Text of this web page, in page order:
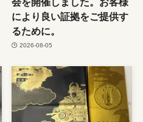
により良い証拠をご提供す
るために。
2026-08-05